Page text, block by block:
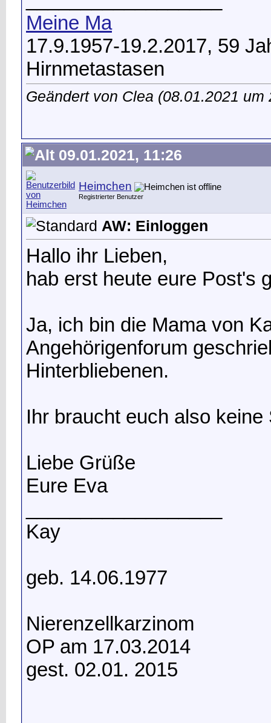
Meine Ma
17.9.1957-19.2.2017, 59
Hirnmetastasen
Geändert von Clea (08.01.2021 um
09.01.2021, 11:26
Heimchen
Registrierter Benutzer
AW: Einloggen
Hallo ihr Lieben,
hab erst heute eure Post's
Ja, ich bin die Mama von
Angehörigenforum
Hinterbliebenen.
Ihr braucht euch also
Liebe Grüße
Eure Eva
Kay
geb. 14.06.1977
Nierenzellkarzinom
OP am 17.03.2014
gest. 02.01. 2015